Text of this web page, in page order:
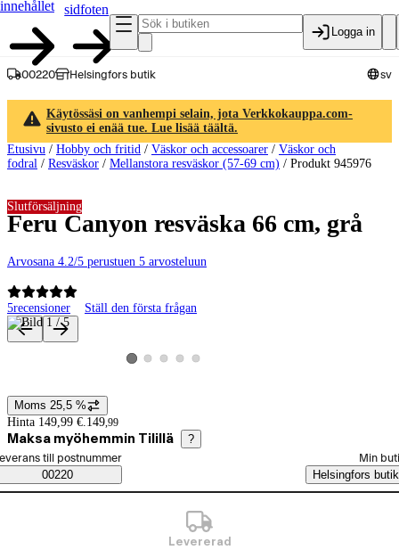
innehållet
sidfoten
Logga in
00220 Helsingfors butik sv
Käytössäsi on vanhempi selain, jota Verkkokauppa.com-
sivusto ei enää tue. Lue lisää täältä.
Etusivu / Hobby och fritid / Väskor och accessoarer / Väskor och
fodral / Resväskor / Mellanstora resväskor (57-69 cm) / Produkt 945976
Feru Canyon resväska 66 cm, grå
Arvosana 4.2/5 perustuen 5 arvosteluun
5recensioner Ställ den första frågan
Slutförsäljning
Produktbilder och videor
Visa produktbild 1
Visa produktbild 2
Visa produktbild 3
Visa produktbild 4
Visa produktbild 5
Prisinformation
Moms 25,5 %
Hinta 149,99 €. 149,99
Maksa myöhemmin Tilillä ?
Saatavuustiedot
beställningssätt
till postnummer
00220
Min
Helsingfors butik
Levererad